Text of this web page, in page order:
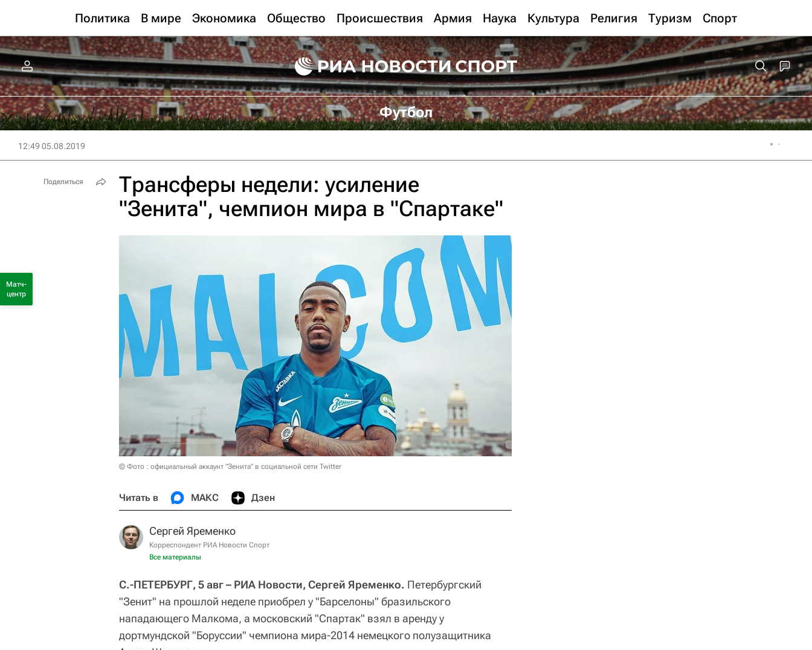
Политика В мире Экономика Общество Происшествия Армия Наука Культура Религия Туризм Спорт
Футбол
12:49 05.08.2019
Трансферы недели: усиление
"Зенита", чемпион мира в "Спартаке"
© Фото : официальный аккаунт "Зенита" в социальной сети Twitter
Читать в МАКС Дзен
Сергей Яременко
Корреспондент РИА Новости Спорт
Все материалы
С.-ПЕТЕРБУРГ, 5 авг – РИА Новости, Сергей Яременко. Петербургский
"Зенит" на прошлой неделе приобрел у "Барселоны" бразильского
нападающего Малкома, а московский "Спартак" взял в аренду у
дортмундской "Боруссии" чемпиона мира-2014 немецкого полузащитника
Поделиться
Матч-
центр